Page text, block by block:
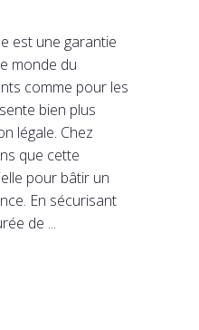
est une garantie
monde du
comme pour les
bien plus
légale. Chez
que cette
pour bâtir un
En sécurisant
de